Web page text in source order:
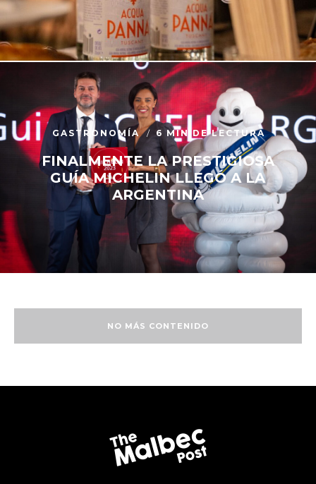
GASTRONOMÍA 6 MIN DE LECTURA
FINALMENTE LA PRESTIGIOSA
GUÍA MICHELIN LLEGÓ A LA
ARGENTINA
NO MÁS CONTENIDO